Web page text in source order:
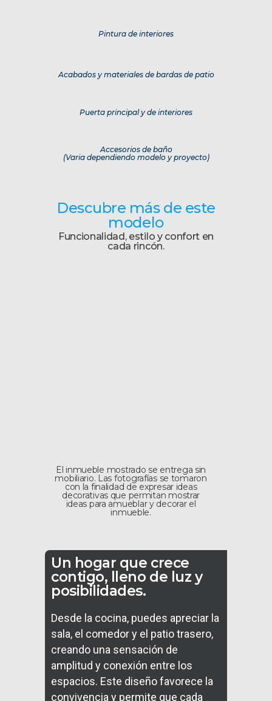
Pintura de interiores
Acabados y materiales de bardas de patio
Puerta principal y de interiores
Accesorios de baño
(Varia dependiendo modelo y proyecto)
Descubre más de este
modelo
Funcionalidad, estilo y confort en
cada rincón.
El inmueble mostrado se entrega sin
mobiliario. Las fotografías se tomaron
con la finalidad de expresar ideas
decorativas que permitan mostrar
ideas para amueblar y decorar el
inmueble.
Un hogar que crece
contigo, lleno de luz y
posibilidades.
Desde la cocina, puedes apreciar la
sala, el comedor y el patio trasero,
creando una sensación de
amplitud y conexión entre los
espacios. Este diseño favorece la
convivencia y permite que cada